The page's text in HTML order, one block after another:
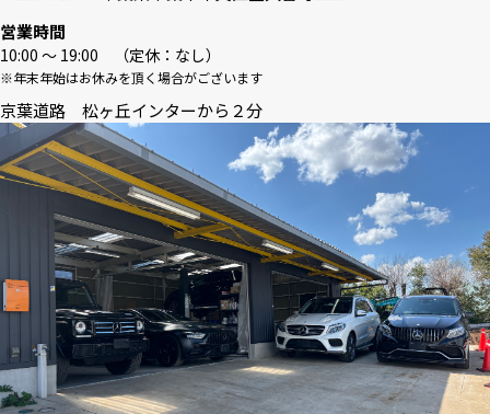
営業時間
10:00 〜 19:00 （定休：なし）
※年末年始はお休みを頂く場合がございます
京葉道路 松ヶ丘インターから２分